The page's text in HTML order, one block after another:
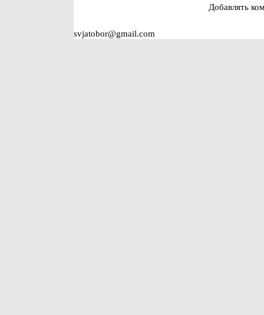
Добавлять
svjatobor@gmail.com